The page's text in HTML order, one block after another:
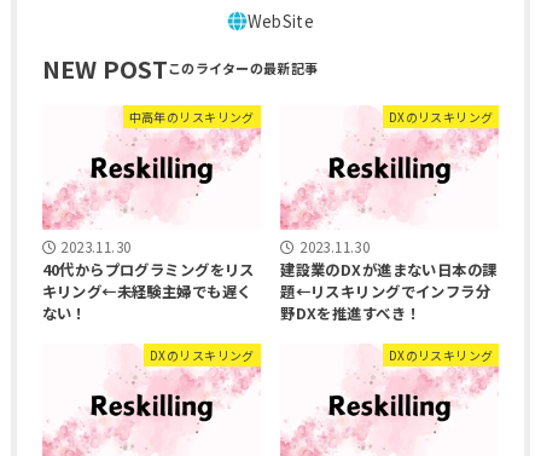
NEW POST
中高年のリスキリング
2023.11.30
40代からプログラミングをリス
キリング←未経験主婦でも遅く
ない！
DXのリスキリング
2023.11.30
建設業のDXが進まない日本の課
題←リスキリングでインフラ分
野DXを推進すべき！
DXのリスキリング DXのリスキリング